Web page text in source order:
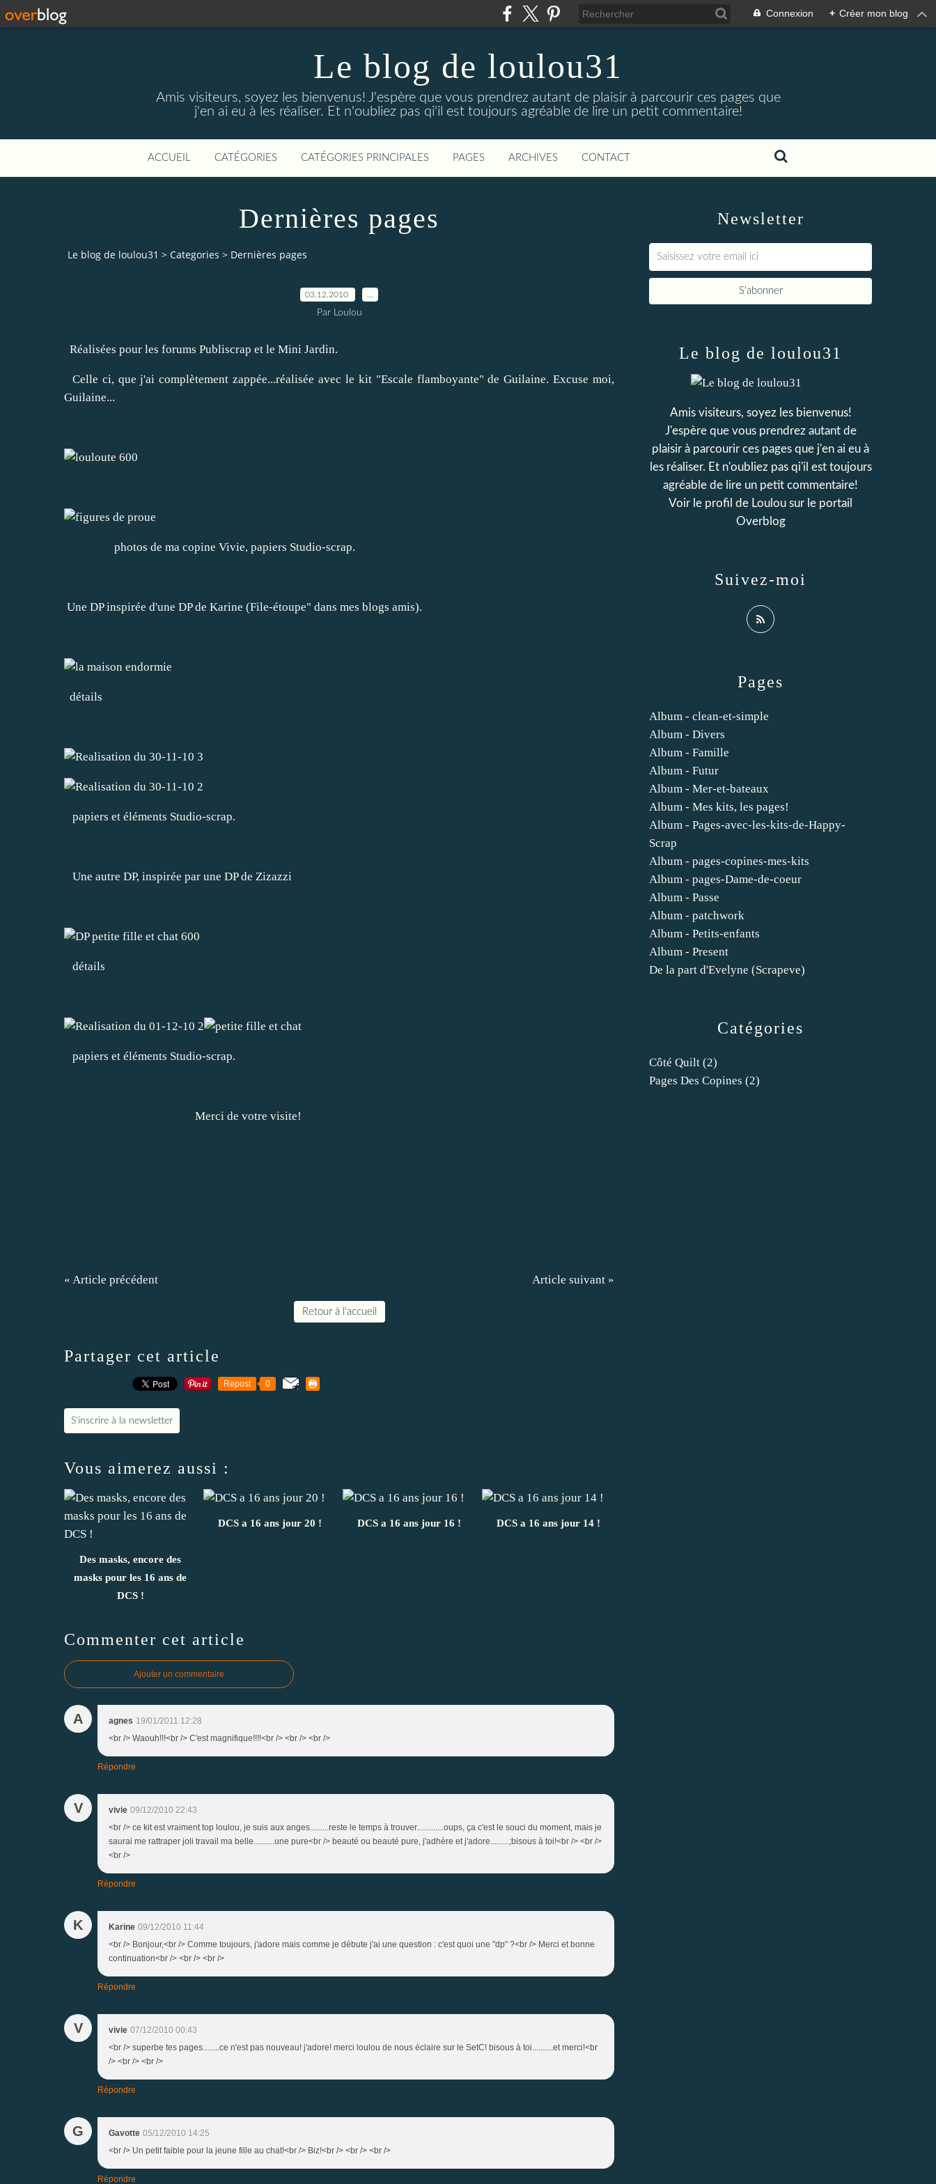
Connexion + Créer mon blog
Le blog de loulou31
Amis visiteurs, soyez les bienvenus! J'espère que vous prendrez autant de plaisir à parcourir ces pages que
j'en ai eu à les réaliser. Et n'oubliez pas qi'il est toujours agréable de lire un petit commentaire!
ACCUEIL CATÉGORIES CATÉGORIES PRINCIPALES PAGES ARCHIVES CONTACT
Dernières pages
Le blog de loulou31 > Categories > Dernières pages
03.12.2010
Par Loulou
Réalisées pour les forums Publiscrap et le Mini Jardin.
Celle ci, que j'ai complètement zappée...réalisée avec le kit "Escale flamboyante" de Guilaine. Excuse moi,
Guilaine...
photos de ma copine Vivie, papiers Studio-scrap.
Une DP inspirée d'une DP de Karine (File-étoupe" dans mes blogs amis).
détails
papiers et éléments Studio-scrap.
Une autre DP, inspirée par une DP de Zizazzi
détails
papiers et éléments Studio-scrap.
Merci de votre visite!
« Article précédent Article suivant »
Retour à l'accueil
Partager cet article
Repost 0
S'inscrire à la newsletter
Vous aimerez aussi :
Des masks, encore des
masks pour les 16 ans de
DCS !
DCS a 16 ans jour 20 ! DCS a 16 ans jour 16 ! DCS a 16 ans jour 14 !
Commenter cet article
Ajouter un commentaire
A agnes 19/01/2011 12:28
<br /> Waouh!!!<br /> C'est magnifique!!!!<br /> <br /> <br />
Répondre
V vivie 09/12/2010 22:43
<br /> ce kit est vraiment top loulou, je suis aux anges.........reste le temps à trouver.............oups, ça c'est le souci du moment, mais je
saurai me rattraper joli travail ma belle..........une pure<br /> beauté ou beauté pure, j'adhère et j'adore.........;bisous à toi!<br /> <br />
<br />
Répondre
K Karine 09/12/2010 11:44
<br /> Bonjour,<br /> Comme toujours, j'adore mais comme je débute j'ai une question : c'est quoi une "dp" ?<br /> Merci et bonne
continuation<br /> <br /> <br />
Répondre
V vivie 07/12/2010 00:43
<br /> superbe tes pages........ce n'est pas nouveau! j'adore! merci loulou de nous éclaire sur le SetC! bisous à toi..........et merci!<br
/> <br /> <br />
Répondre
G Gavotte 05/12/2010 14:25
<br /> Un petit faible pour la jeune fille au chat!<br /> Biz!<br /> <br /> <br />
Répondre
Newsletter
Catégories
Côté Quilt (2)
Pages Des Copines (2)
Pages
Album - clean-et-simple
Album - Divers
Album - Famille
Album - Futur
Album - Mer-et-bateaux
Album - Mes kits, les pages!
Album - Pages-avec-les-kits-de-Happy-
Scrap
Album - pages-copines-mes-kits
Album - pages-Dame-de-coeur
Album - Passe
Album - patchwork
Album - Petits-enfants
Album - Present
De la part d'Evelyne (Scrapeve)
Le blog de loulou31
Amis visiteurs, soyez les bienvenus!
J'espère que vous prendrez autant de
plaisir à parcourir ces pages que j'en ai eu à
les réaliser. Et n'oubliez pas qi'il est toujours
agréable de lire un petit commentaire!
Voir le profil de Loulou sur le portail
Overblog
Suivez-moi